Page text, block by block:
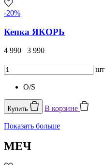
-20%
Кепка ЯКОРЬ
4 990 3 990
шт
O/S
Купить В корзине
Показать больше
МЕЧ